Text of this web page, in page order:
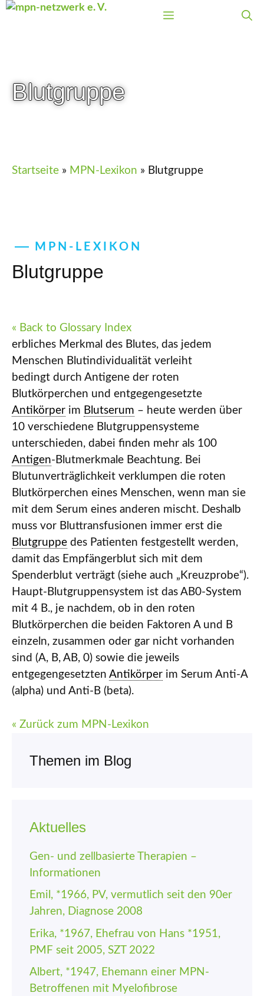
Zum
Menü
Blutgruppe
Startseite » MPN-Lexikon » Blutgruppe
MPN-LEXIKON
Blutgruppe
« Back to Glossary Index
erbliches Merkmal des Blutes, das jedem
Menschen Blutindividualität verleiht
bedingt durch Antigene der roten
Blutkörperchen und entgegengesetzte
Antikörper im Blutserum – heute werden über
10 verschiedene Blutgruppensysteme
unterschieden, dabei finden mehr als 100
Antigen-Blutmerkmale Beachtung. Bei
Blutunverträglichkeit verklumpen die roten
Blutkörperchen eines Menschen, wenn man sie
mit dem Serum eines anderen mischt. Deshalb
muss vor Bluttransfusionen immer erst die
Blutgruppe des Patienten festgestellt werden,
damit das Empfängerblut sich mit dem
Spenderblut verträgt (siehe auch „Kreuzprobe“).
Haupt-Blutgruppensystem ist das AB0-System
mit 4 B., je nachdem, ob in den roten
Blutkörperchen die beiden Faktoren A und B
einzeln, zusammen oder gar nicht vorhanden
sind (A, B, AB, 0) sowie die jeweils
entgegengesetzten Antikörper im Serum Anti-A
(alpha) und Anti-B (beta).
« Zurück zum MPN-Lexikon
Themen im Blog
Aktuelles
Gen- und zellbasierte Therapien –
Informationen
Emil, *1966, PV, vermutlich seit den 90er
Jahren, Diagnose 2008
Erika, *1967, Ehefrau von Hans *1951,
PMF seit 2005, SZT 2022
Albert, *1947, Ehemann einer MPN-
Betroffenen mit Myelofibrose